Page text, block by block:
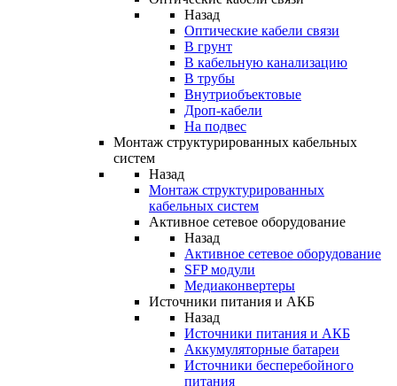
Назад
Оптические кабели связи
В грунт
В кабельную канализацию
В трубы
Внутриобъектовые
Дроп-кабели
На подвес
Монтаж структурированных кабельных
систем
Назад
Монтаж структурированных
кабельных систем
Активное сетевое оборудование
Назад
Активное сетевое оборудование
SFP модули
Медиаконвертеры
Источники питания и АКБ
Назад
Источники питания и АКБ
Аккумуляторные батареи
Источники бесперебойного
питания